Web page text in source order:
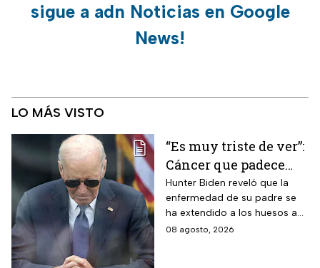
sigue a adn Noticias en Google
News!
LO MÁS VISTO
“Es muy triste de ver”:
Cáncer que padece
Joe Biden se propaga
y causa metástasis
Hunter Biden reveló que la
enfermedad de su padre se
ha extendido a los huesos a
pesar del tratamiento.
08 agosto, 2026